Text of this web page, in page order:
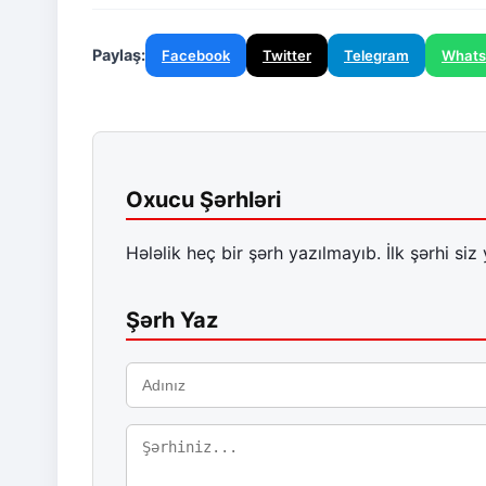
Paylaş: Facebook Twitter Telegram
Oxucu Şərhləri
Hələlik heç bir şərh yazılmayıb. İlk şərhi siz
Şərh Yaz